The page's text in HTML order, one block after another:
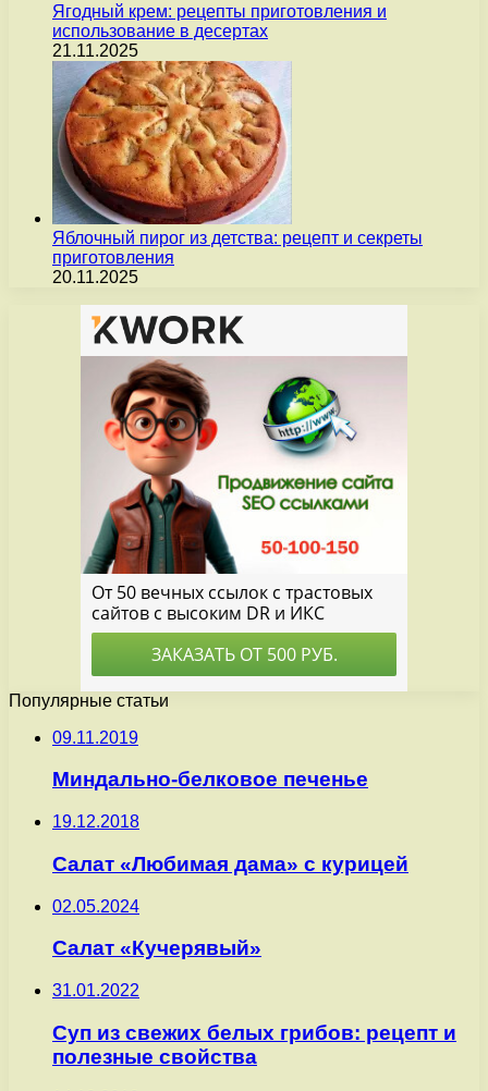
Ягодный крем: рецепты приготовления и
использование в десертах
21.11.2025
Яблочный пирог из детства: рецепт и секреты
приготовления
20.11.2025
Популярные статьи
09.11.2019
Миндально-белковое печенье
19.12.2018
Салат «Любимая дама» с курицей
02.05.2024
Салат «Кучерявый»
31.01.2022
Суп из свежих белых грибов: рецепт и
полезные свойства